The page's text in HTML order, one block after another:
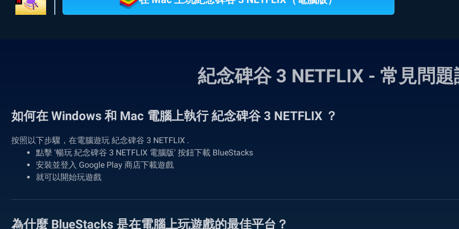
紀念碑谷 3 NETFLIX - 常見問
如何在 Windows 和 Mac 電腦上執行 紀念碑谷 3 NETFLIX ？
按照以下步驟，在電腦遊玩 紀念碑谷 3 NETFLIX .
點擊 '暢玩 紀念碑谷 3 NETFLIX 電腦版' 按鈕下載 BlueStacks
安裝並登入 Google Play 商店下載遊戲
就可以開始玩遊戲
為什麼 BlueStacks 是在電腦上玩遊戲的最佳平台？